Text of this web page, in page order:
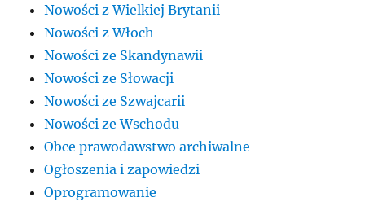
Nowości z Wielkiej Brytanii
Nowości z Włoch
Nowości ze Skandynawii
Nowości ze Słowacji
Nowości ze Szwajcarii
Nowości ze Wschodu
Obce prawodawstwo archiwalne
Ogłoszenia i zapowiedzi
Oprogramowanie